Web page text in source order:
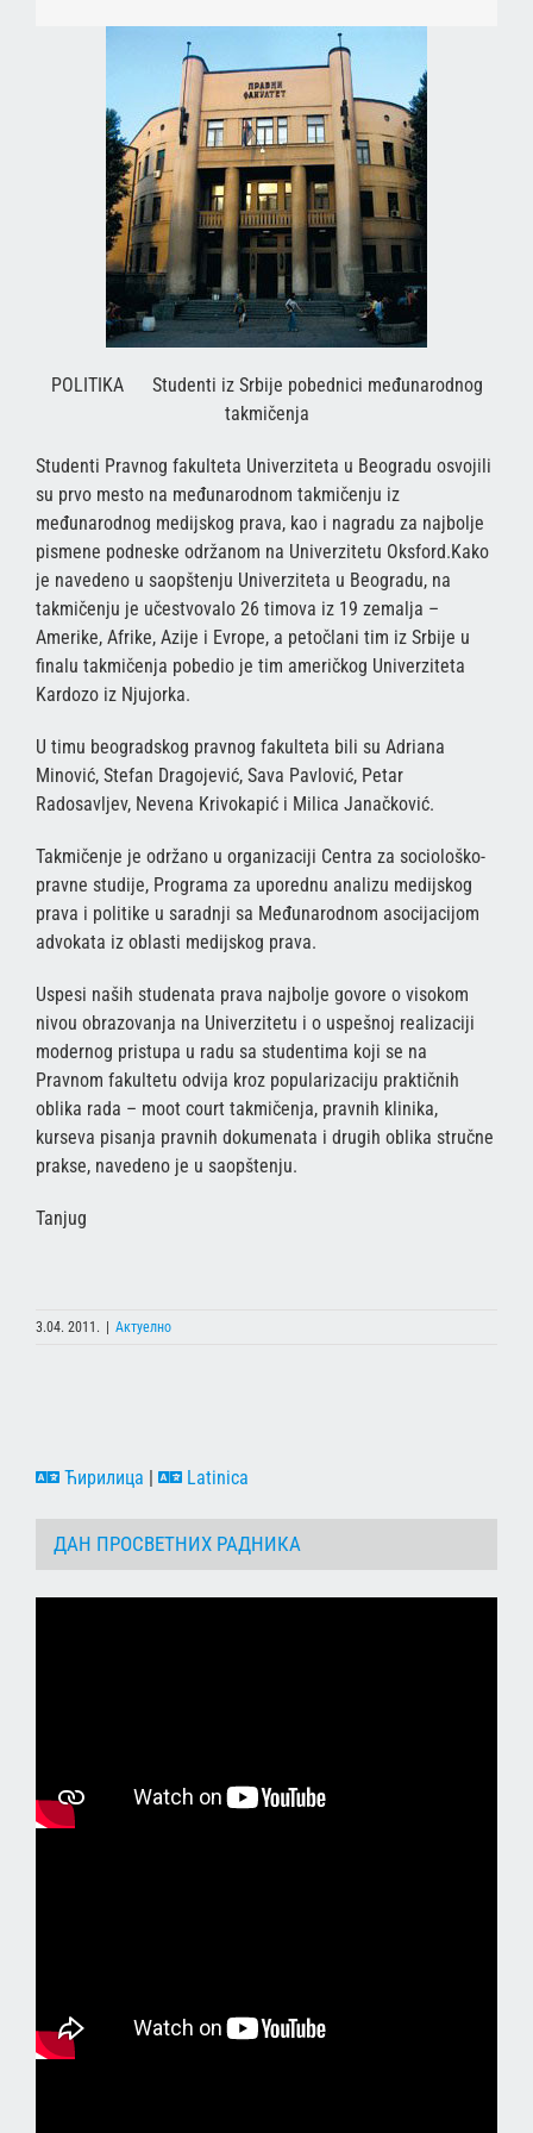
POLITIKA Studenti iz Srbije pobednici međunarodnog
takmičenja
Studenti Pravnog fakulteta Univerziteta u Beogradu osvojili
su prvo mesto na međunarodnom takmičenju iz
međunarodnog medijskog prava, kao i nagradu za najbolje
pismene podneske održanom na Univerzitetu Oksford.Kako
je navedeno u saopštenju Univerziteta u Beogradu, na
takmičenju je učestvovalo 26 timova iz 19 zemalja –
Amerike, Afrike, Azije i Evrope, a petočlani tim iz Srbije u
finalu takmičenja pobedio je tim američkog Univerziteta
Kardozo iz Njujorka.
U timu beogradskog pravnog fakulteta bili su Adriana
Minović, Stefan Dragojević, Sava Pavlović, Petar
Radosavljev, Nevena Krivokapić i Milica Janačković.
Takmičenje je održano u organizaciji Centra za sociološko-
pravne studije, Programa za uporednu analizu medijskog
prava i politike u saradnji sa Međunarodnom asocijacijom
advokata iz oblasti medijskog prava.
Uspesi naših studenata prava najbolje govore o visokom
nivou obrazovanja na Univerzitetu i o uspešnoj realizaciji
modernog pristupa u radu sa studentima koji se na
Pravnom fakultetu odvija kroz popularizaciju praktičnih
oblika rada – moot court takmičenja, pravnih klinika,
kurseva pisanja pravnih dokumenata i drugih oblika stručne
prakse, navedeno je u saopštenju.
Tanjug
3.04. 2011. | Актуелно
Ћирилица | Latinica
ДАН ПРОСВЕТНИХ РАДНИКА